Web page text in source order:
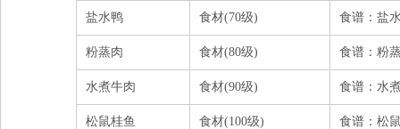
盐水鸭 食材(70级) 食谱：盐
粉蒸肉 食材(80级) 食谱：粉
水煮牛肉 食材(90级) 食谱：水
松鼠桂鱼 食材(100级) 食谱：松